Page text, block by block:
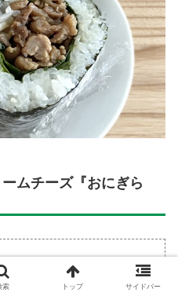
ムチーズ『おにぎら
索 トップ サイドバー